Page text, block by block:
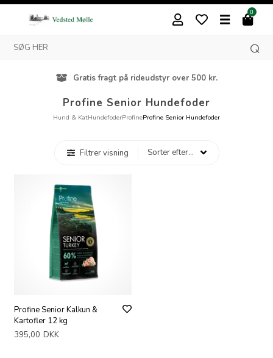
0
Gratis fragt på rideudstyr over 500 kr.
Profine Senior Hundefoder
Hund & KatHundefoderProfineProfine Senior Hundefoder
Filtrer visning
Profine Senior Kalkun &
Kartofler 12 kg
395,00 DKK